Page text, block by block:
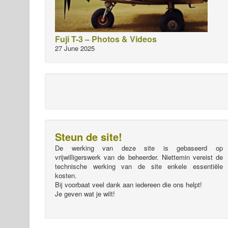
Fuji T-3 – Photos & Videos
27 June 2025
Steun de site!
De werking van deze site is gebaseerd op
vrijwilligerswerk van de beheerder. Niettemin vereist de
technische werking van de site enkele essentiële
kosten.
Bij voorbaat veel dank aan iedereen die ons helpt!
Je geven wat je wilt!